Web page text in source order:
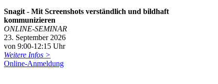
Snagit - Mit Screenshots verständlich und bildhaft
kommunizieren
ONLINE-SEMINAR
23. September 2026
von 9:00-12:15 Uhr
Weitere Infos >
Online-Anmeldung